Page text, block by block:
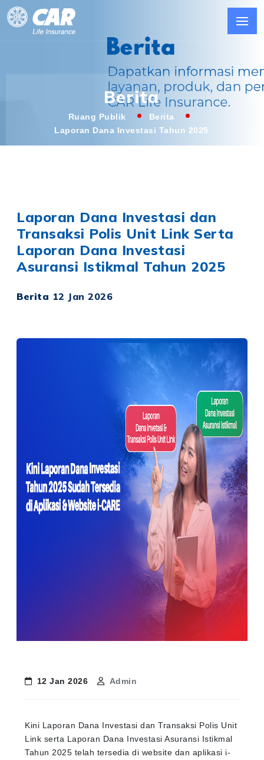
Berita
Ruang Publik
Berita
Laporan Dana Investasi Tahun 2025
Laporan Dana Investasi dan
Transaksi Polis Unit Link Serta
Laporan Dana Investasi
Asuransi Istikmal Tahun 2025
Berita 12 Jan 2026
12 Jan 2026 Admin
Kini Laporan Dana Investasi dan Transaksi Polis Unit
Link serta Laporan Dana Investasi Asuransi Istikmal
Tahun 2025 telah tersedia di website dan aplikasi i-